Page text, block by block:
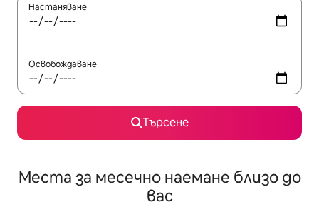
Настаняване
Освобождаване
Търсене
Места за месечно наемане близо до
вас